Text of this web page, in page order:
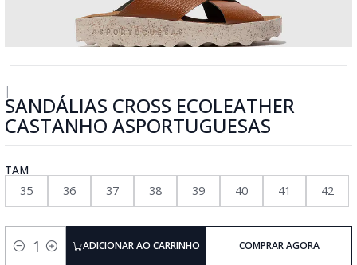
|
SANDÁLIAS CROSS ECOLEATHER
CASTANHO ASPORTUGUESAS
TAM
35
36 37 38 39 40 41 42
Quantidade
ADICIONAR AO CARRINHO COMPRAR AGORA